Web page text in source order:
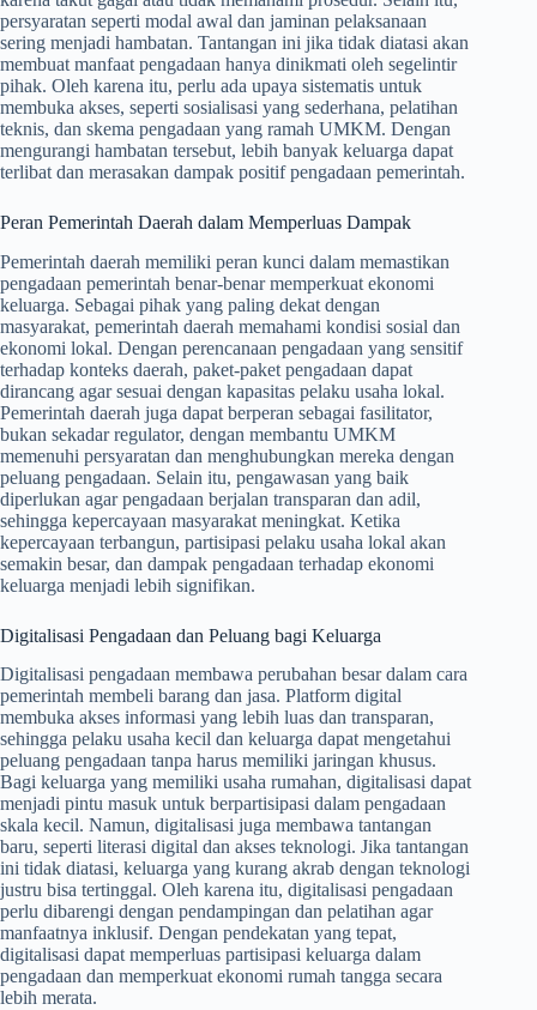
persyaratan seperti modal awal dan jaminan pelaksanaan
sering menjadi hambatan. Tantangan ini jika tidak diatasi akan
membuat manfaat pengadaan hanya dinikmati oleh segelintir
pihak. Oleh karena itu, perlu ada upaya sistematis untuk
membuka akses, seperti sosialisasi yang sederhana, pelatihan
teknis, dan skema pengadaan yang ramah UMKM. Dengan
mengurangi hambatan tersebut, lebih banyak keluarga dapat
terlibat dan merasakan dampak positif pengadaan pemerintah.
Peran Pemerintah Daerah dalam Memperluas Dampak
Pemerintah daerah memiliki peran kunci dalam memastikan
pengadaan pemerintah benar-benar memperkuat ekonomi
keluarga. Sebagai pihak yang paling dekat dengan
masyarakat, pemerintah daerah memahami kondisi sosial dan
ekonomi lokal. Dengan perencanaan pengadaan yang sensitif
terhadap konteks daerah, paket-paket pengadaan dapat
dirancang agar sesuai dengan kapasitas pelaku usaha lokal.
Pemerintah daerah juga dapat berperan sebagai fasilitator,
bukan sekadar regulator, dengan membantu UMKM
memenuhi persyaratan dan menghubungkan mereka dengan
peluang pengadaan. Selain itu, pengawasan yang baik
diperlukan agar pengadaan berjalan transparan dan adil,
sehingga kepercayaan masyarakat meningkat. Ketika
kepercayaan terbangun, partisipasi pelaku usaha lokal akan
semakin besar, dan dampak pengadaan terhadap ekonomi
keluarga menjadi lebih signifikan.
Digitalisasi Pengadaan dan Peluang bagi Keluarga
Digitalisasi pengadaan membawa perubahan besar dalam cara
pemerintah membeli barang dan jasa. Platform digital
membuka akses informasi yang lebih luas dan transparan,
sehingga pelaku usaha kecil dan keluarga dapat mengetahui
peluang pengadaan tanpa harus memiliki jaringan khusus.
Bagi keluarga yang memiliki usaha rumahan, digitalisasi dapat
menjadi pintu masuk untuk berpartisipasi dalam pengadaan
skala kecil. Namun, digitalisasi juga membawa tantangan
baru, seperti literasi digital dan akses teknologi. Jika tantangan
ini tidak diatasi, keluarga yang kurang akrab dengan teknologi
justru bisa tertinggal. Oleh karena itu, digitalisasi pengadaan
perlu dibarengi dengan pendampingan dan pelatihan agar
manfaatnya inklusif. Dengan pendekatan yang tepat,
digitalisasi dapat memperluas partisipasi keluarga dalam
pengadaan dan memperkuat ekonomi rumah tangga secara
lebih merata.